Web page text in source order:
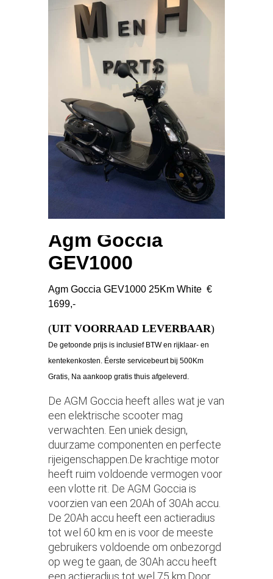
Agm Goccia
GEV1000
Agm Goccia GEV1000 25Km White €
1699,-
(UIT VOORRAAD LEVERBAAR)
De getoonde prijs is inclusief BTW en rijklaar- en
kentekenkosten. Éerste servicebeurt bij 500Km
Gratis, Na aankoop gratis thuis afgeleverd.
De AGM Goccia heeft alles wat je van
een elektrische scooter mag
verwachten. Een uniek design,
duurzame componenten en perfecte
rijeigenschappen.De krachtige motor
heeft ruim voldoende vermogen voor
een vlotte rit. De AGM Goccia is
voorzien van een 20Ah of 30Ah accu.
De 20Ah accu heeft een actieradius
tot wel 60 km en is voor de meeste
gebruikers voldoende om onbezorgd
op weg te gaan, de 30Ah accu heeft
een actieradius tot wel 75 km.Door